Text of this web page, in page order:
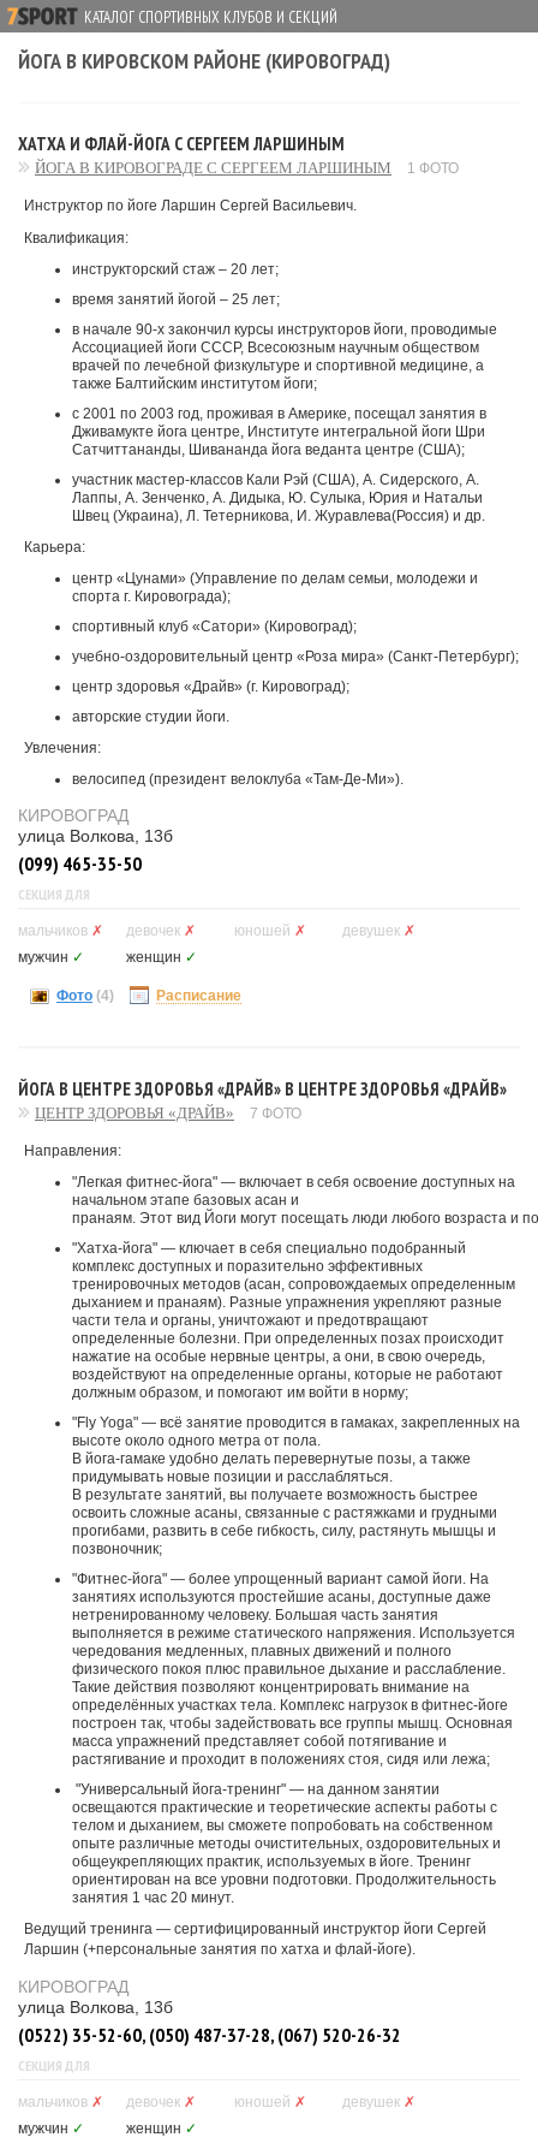
КАТАЛОГ СПОРТИВНЫХ КЛУБОВ И СЕКЦИЙ
ЙОГА В КИРОВСКОМ РАЙОНЕ (КИРОВОГРАД)
ХАТХА И ФЛАЙ-ЙОГА С СЕРГЕЕМ ЛАРШИНЫМ
ЙОГА В КИРОВОГРАДЕ С СЕРГЕЕМ ЛАРШИНЫМ 1 ФОТО
Инструктор по йоге Ларшин Сергей Васильевич.
Квалификация:
инструкторский стаж – 20 лет;
время занятий йогой – 25 лет;
в начале 90-х закончил курсы инструкторов йоги, проводимые
Ассоциацией йоги СССР, Всесоюзным научным обществом
врачей по лечебной физкультуре и спортивной медицине, а
также Балтийским институтом йоги;
с 2001 по 2003 год, проживая в Америке, посещал занятия в
Дживамукте йога центре, Институте интегральной йоги Шри
Сатчиттананды, Шивананда йога веданта центре (США);
участник мастер-классов Кали Рэй (США), А. Сидерского, А.
Лаппы, А. Зенченко, А. Дидыка, Ю. Сулыка, Юрия и Натальи
Швец (Украина), Л. Тетерникова, И. Журавлева(Россия) и др.
Карьера:
центр «Цунами» (Управление по делам семьи, молодежи и
спорта г. Кировограда);
спортивный клуб «Сатори» (Кировоград);
учебно-оздоровительный центр «Роза мира» (Санкт-Петербург);
центр здоровья «Драйв» (г. Кировоград);
авторские студии йоги.
Увлечения:
велосипед (президент велоклуба «Там-Де-Ми»).
КИРОВОГРАД
улица Волкова, 13б
(099) 465-35-50
СЕКЦИЯ ДЛЯ
мальчиков ✗ девочек ✗ юношей ✗ девушек ✗
мужчин ✓ женщин ✓
Фото (4) Расписание
ЙОГА В ЦЕНТРЕ ЗДОРОВЬЯ «ДРАЙВ» В ЦЕНТРЕ ЗДОРОВЬЯ «ДРАЙВ»
ЦЕНТР ЗДОРОВЬЯ «ДРАЙВ» 7 ФОТО
Направления:
"Легкая фитнес-йога" — включает в себя освоение доступных на
начальном этапе базовых асан и
пранаям. Этот вид Йоги могут посещать люди любого возраста и
"Хатха-йога" — ключает в себя специально подобранный
комплекс доступных и поразительно эффективных
тренировочных методов (асан, сопровождаемых определенным
дыханием и пранаям). Разные упражнения укрепляют разные
части тела и органы, уничтожают и предотвращают
определенные болезни. При определенных позах происходит
нажатие на особые нервные центры, а они, в свою очередь,
воздействуют на определенные органы, которые не работают
должным образом, и помогают им войти в норму;
"Fly Yoga" — всё занятие проводится в гамаках, закрепленных на
высоте около одного метра от пола.
В йога-гамаке удобно делать перевернутые позы, а также
придумывать новые позиции и расслабляться.
В результате занятий, вы получаете возможность быстрее
освоить сложные асаны, связанные с растяжками и грудными
прогибами, развить в себе гибкость, силу, растянуть мышцы и
позвоночник;
"Фитнес-йога" — более упрощенный вариант самой йоги. На
занятиях используются простейшие асаны, доступные даже
нетренированному человеку. Большая часть занятия
выполняется в режиме статического напряжения. Используется
чередования медленных, плавных движений и полного
физического покоя плюс правильное дыхание и расслабление.
Такие действия позволяют концентрировать внимание на
определённых участках тела. Комплекс нагрузок в фитнес-йоге
построен так, чтобы задействовать все группы мышц. Основная
масса упражнений представляет собой потягивание и
растягивание и проходит в положениях стоя, сидя или лежа;
"Универсальный йога-тренинг" — на данном занятии
освещаются практические и теоретические аспекты работы с
телом и дыханием, вы сможете попробовать на собственном
опыте различные методы очистительных, оздоровительных и
общеукрепляющих практик, используемых в йоге. Тренинг
ориентирован на все уровни подготовки. Продолжительность
занятия 1 час 20 минут.
Ведущий тренинга — сертифицированный инструктор йоги Сергей
Ларшин (+персональные занятия по хатха и флай-йоге).
КИРОВОГРАД
улица Волкова, 13б
(0522) 35-52-60, (050) 487-37-28, (067) 520-26-32
СЕКЦИЯ ДЛЯ
мальчиков ✗ девочек ✗ юношей ✗ девушек ✗
мужчин ✓ женщин ✓